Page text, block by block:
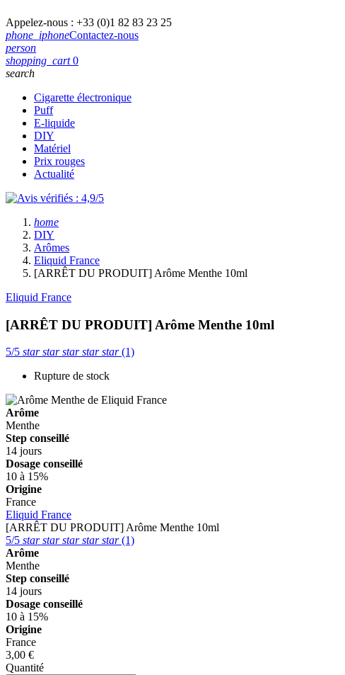
Appelez-nous : +33 (0)1 82 83 23 25
phone_iphoneContactez-nous
person
shopping_cart 0
search
Cigarette électronique
Puff
E-liquide
DIY
Matériel
Prix rouges
Actualité
home
DIY
Arômes
Eliquid France
[ARRÊT DU PRODUIT] Arôme Menthe 10ml
Eliquid France
[ARRÊT DU PRODUIT] Arôme Menthe 10ml
5/5 starstarstarstarstar(1)
Rupture de stock
Arôme
Menthe
Step conseillé
14 jours
Dosage conseillé
10 à 15%
Origine
France
Eliquid France
[ARRÊT DU PRODUIT] Arôme Menthe 10ml
5/5 starstarstarstarstar(1)
Arôme
Menthe
Step conseillé
14 jours
Dosage conseillé
10 à 15%
Origine
France
3,00 €
Quantité